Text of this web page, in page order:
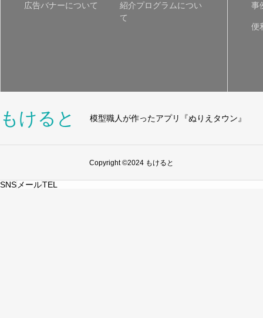
広告バナーについて
紹介プログラムについ
て
事
便
もけると 模型職人が作ったアプリ『ぬりえタウン』
Copyright ©2024 もけると
SNS メールTEL